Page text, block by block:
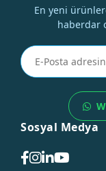
En yeni
haberdar
Sosyal Medya